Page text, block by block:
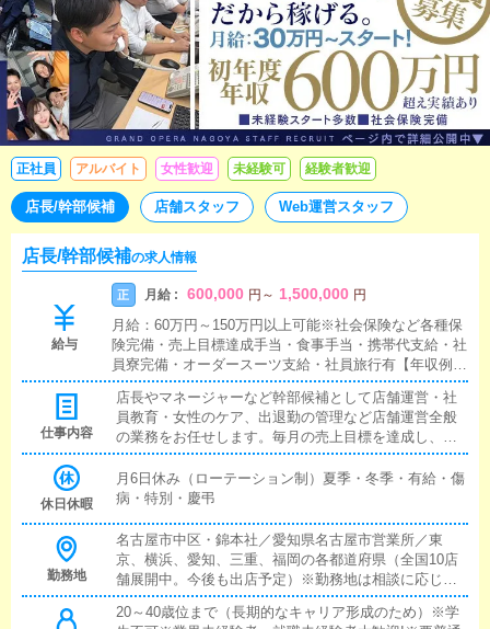
正社員 アルバイト 女性歓迎 未経験可 経験者歓迎
店長/幹部候補 店舗スタッフ Web運営スタッフ
店長/幹部候補の求人情報
給与
正 月給 : 600,000 円 ～ 1,500,000 円
月給：60万円～150万円以上可能※社会保険など各種保
険完備・売上目標達成手当・食事手当・携帯代支給・社
員寮完備・オーダースーツ支給・社員旅行有【年収例】
1000万円以上／店長(39歳・入社10年目)月給 70万円＋
賞与100万円(年2回)※年齢など実力を考慮の上優遇しま
す。※社会保険・厚生年金・雇用保険加入制度有※社用
車支給(レクサス、ベンツ、アルファードなど)※食事
種保険も完備！ご家族のある方も安心して働けます。※
店長Nのコメント社会保険など各種保険完備はもちろん
のこと、年2回高級オーダースーツが作れたり、年1回社
員旅行に行ったり、福利厚生がとにかくしっかりしてま
す。未経験の方でも、全力でサポートをして店長候補ま
で育てます！一緒に頑張りませんか？
仕事内容
店長やマネージャーなど幹部候補として店舗運営・社
員教育・女性のケア、出退勤の管理など店舗運営全般
の業務をお任せします。毎月の売上目標を達成し、利
益を出すことでご自身のお給料に＋α出来高の達成金が
基本給にプラスされます。役職により手当の割合が変
わってきます。店長クラスはこの達成金が大きいので
給100万円の高みに登り詰めることもぜんぜん不可能で
はありません。店内のあらゆる業務を経験・把握し、
上に進むにつれ、面接や女性スタッフの教育等の人事
管理、広告戦略や経営管理など責任が重くなります
が、そのぶんやりがいも十分で、やる気と実力次第で
休日休暇
月6日休み（ローテーション制）夏季・冬季・有給・傷
病・特別・慶弔
勤務地
名古屋市中区・錦本社／愛知県名古屋市営業所／東
京、横浜、愛知、三重、福岡の各都道府県（全国10店
舗展開中。今後も出店予定）※勤務地は相談に応じま
す。※18歳未満（高校生を含む）の応募はお断りしま
す。
20～40歳位まで（長期的なキャリア形成のため）※学